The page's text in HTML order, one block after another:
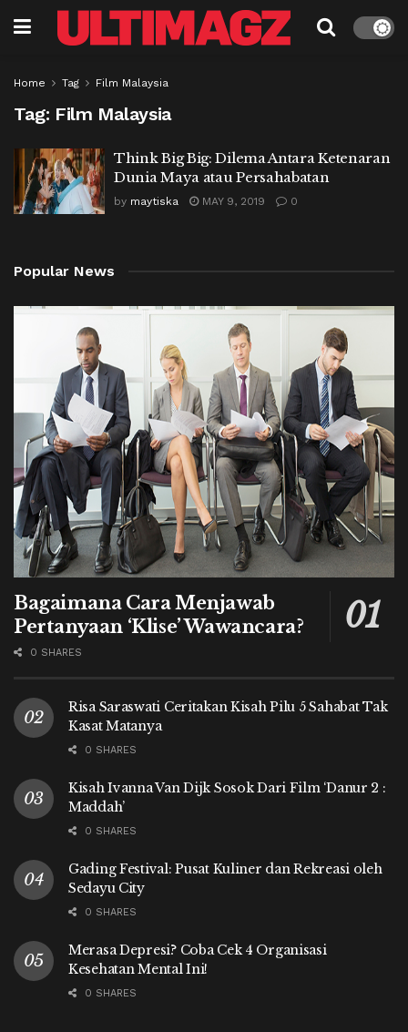
Home Tag Film Malaysia
Tag: Film Malaysia
Think Big Big: Dilema Antara Ketenaran
Dunia Maya atau Persahabatan
by maytiska MAY 9, 2019 0
Popular News
Bagaimana Cara Menjawab
Pertanyaan ‘Klise’ Wawancara?
0 SHARES
Risa Saraswati Ceritakan Kisah Pilu 5 Sahabat Tak
Kasat Matanya
0 SHARES
Kisah Ivanna Van Dijk Sosok Dari Film ‘Danur 2 :
Maddah’
0 SHARES
Gading Festival: Pusat Kuliner dan Rekreasi oleh
Sedayu City
0 SHARES
Merasa Depresi? Coba Cek 4 Organisasi
Kesehatan Mental Ini!
0 SHARES